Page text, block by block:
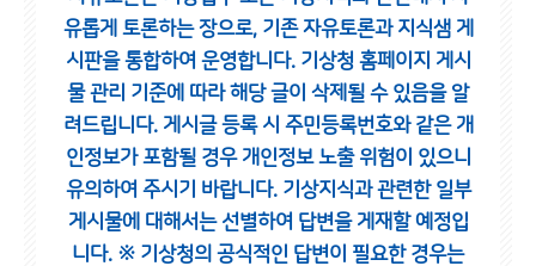
유롭게 토론하는 장으로, 기존 자유토론과 지식샘 게
시판을 통합하여 운영합니다. 기상청 홈페이지 게시
물 관리 기준에 따라 해당 글이 삭제될 수 있음을 알
려드립니다. 게시글 등록 시 주민등록번호와 같은 개
인정보가 포함될 경우 개인정보 노출 위험이 있으니
유의하여 주시기 바랍니다. 기상지식과 관련한 일부
게시물에 대해서는 선별하여 답변을 게재할 예정입
니다. ※ 기상청의 공식적인 답변이 필요한 경우는